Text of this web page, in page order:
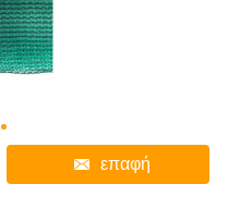
επαφή